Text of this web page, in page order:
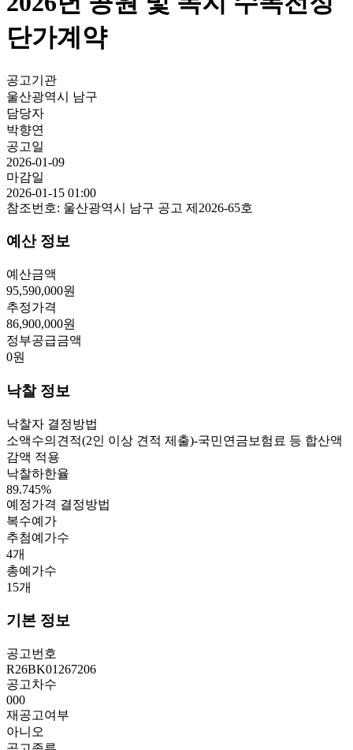
단가계약
공고기관
울산광역시 남구
담당자
박향연
공고일
2026-01-09
마감일
2026-01-15 01:00
참조번호: 울산광역시 남구 공고 제2026-65호
예산 정보
예산금액
95,590,000원
추정가격
86,900,000원
정부공급금액
0원
낙찰 정보
낙찰자 결정방법
소액수의견적(2인 이상 견적 제출)-국민연금보험료 등 합산액
감액 적용
낙찰하한율
89.745%
예정가격 결정방법
복수예가
추첨예가수
4개
총예가수
15개
기본 정보
공고번호
R26BK01267206
공고차수
000
재공고여부
아니오